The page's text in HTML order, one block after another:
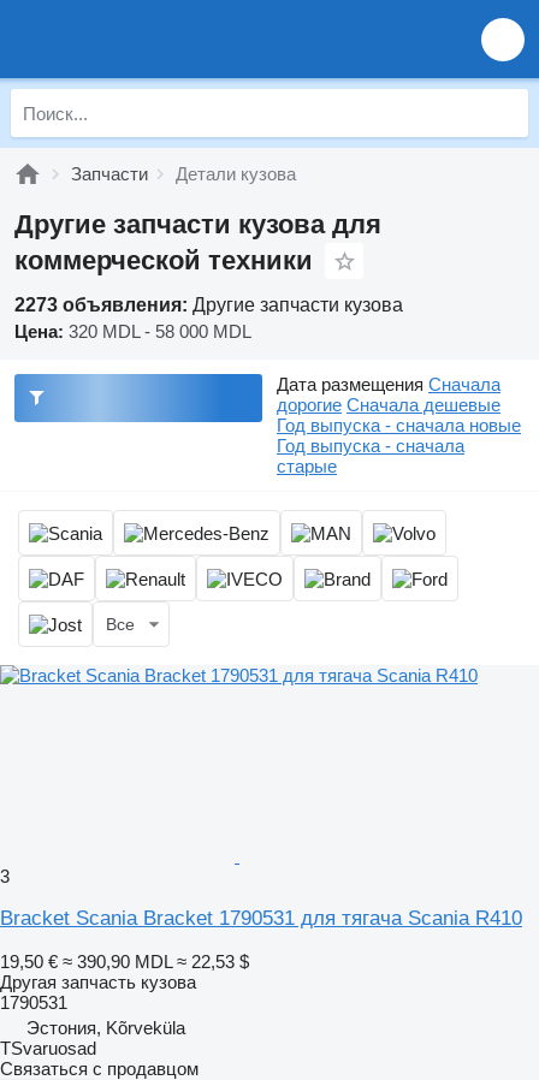
Запчасти Детали кузова
Другие запчасти кузова для
коммерческой техники
2273 объявления: Другие запчасти кузова
Цена: 320 MDL - 58 000 MDL
Дата размещения Сначала
дорогие Сначала дешевые
Год выпуска - сначала новые
Год выпуска - сначала
старые
Все
3
Bracket Scania Bracket 1790531 для тягача Scania R410
19,50 € ≈ 390,90 MDL ≈ 22,53 $
Другая запчасть кузова
1790531
Эстония, Kõrveküla
TSvaruosad
Связаться с продавцом